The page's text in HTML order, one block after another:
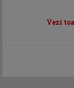
Vezi